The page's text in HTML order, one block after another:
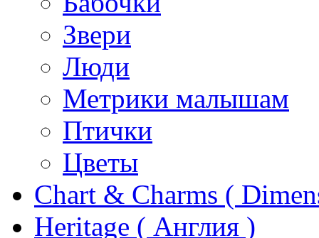
Звери
Люди
Метрики малышам
Птички
Цветы
Chart & Charms (
Heritage ( Англия )